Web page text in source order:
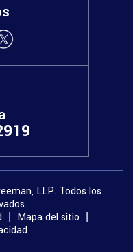
LLP. Todos los
Mapa del sitio